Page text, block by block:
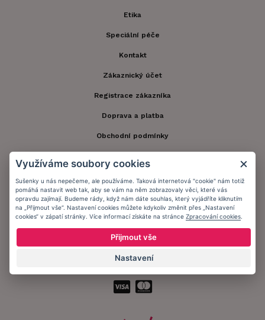
Etika
Speciální péče
Kontakt
Zákaznický účet
Registrace zákazníka
Doprava a platba
Obchodní podmínky
Zůstaňte s námi v kontaktu.
Využíváme soubory cookies
Sušenky u nás nepečeme, ale používáme. Taková internetová "cookie" nám totiž
pomáhá nastavit web tak, aby se vám na něm zobrazovaly věci, které vás
opravdu zajímají. Budeme rády, když nám dáte souhlas, který vyjádříte kliknutím
na „Přijmout vše“. Nastavení cookies můžete kdykoliv změnit přes „Nastavení
cookies“ v zápatí stránky. Více informací získáte na stránce Zpracování cookies
Přijmout vše
Nastavení